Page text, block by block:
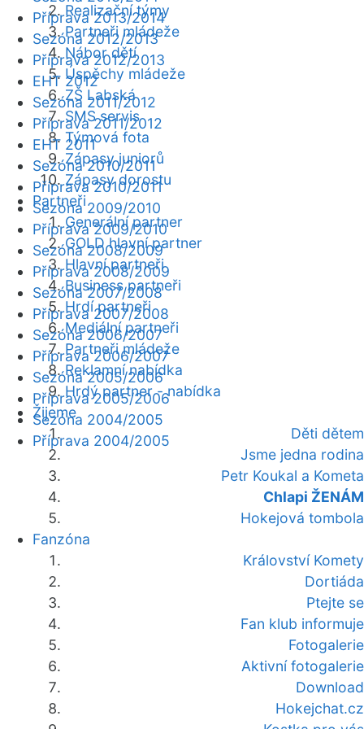
Realizační týmy
Partneři mládeže
Nábor dětí
Úspěchy mládeže
ZŠ Labská
SMS servis
Týmová fota
Zápasy juniorů
Zápasy dorostu
Partneři
Generální partner
GOLD hlavní partner
Hlavní partneři
Business partneři
Hrdí partneři
Mediální partneři
Partneři mládeže
Reklamní nabídka
Hrdý partner - nabídka
Žijeme
Děti dětem
Jsme jedna rodina
Petr Koukal a Kometa
Chlapi ŽENÁM
Hokejová tombola
Fanzóna
Království Komety
Dortiáda
Ptejte se
Fan klub informuje
Fotogalerie
Aktivní fotogalerie
Download
Hokejchat.cz
Příprava 2013/2014
Sezóna 2012/2013
Příprava 2012/2013
EHT 2012
Sezóna 2011/2012
Příprava 2011/2012
EHT 2011
Sezóna 2010/2011
Příprava 2010/2011
Sezóna 2009/2010
Příprava 2009/2010
Sezóna 2008/2009
Příprava 2008/2009
Sezóna 2007/2008
Příprava 2007/2008
Sezóna 2006/2007
Příprava 2006/2007
Sezóna 2005/2006
Příprava 2005/2006
Sezóna 2004/2005
Příprava 2004/2005